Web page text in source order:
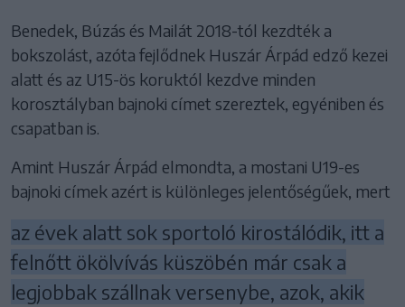
Benedek, Búzás és Mailát 2018-tól kezdték a
bokszolást, azóta fejlődnek Huszár Árpád edző kezei
alatt és az U15-ös koruktól kezdve minden
korosztályban bajnoki címet szereztek, egyéniben és
csapatban is.
Amint Huszár Árpád elmondta, a mostani U19-es
bajnoki címek azért is különleges jelentőségűek, mert
az évek alatt sok sportoló kirostálódik, itt a
felnőtt ökölvívás küszöbén már csak a
legjobbak szállnak versenybe, azok, akik